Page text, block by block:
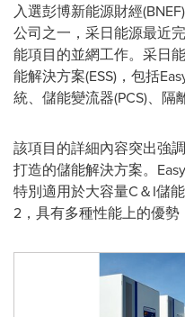
入選彭博新能源財經
公司之一，采日能源最近
能項目的並網工作。 采日
能解決方案(ESS)，包括
統、儲能變流器(PCS)、隔
該項目的詳細內容突出強
打造的儲能解決方案。
特別適用於大容量C＆I儲
2，具有多種性能上的優勢